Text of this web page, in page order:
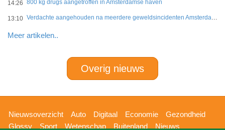
14:26 800 kg drugs aangetroffen in Amsterdamse haven
13:10 Verdachte aangehouden na meerdere geweldsincidenten Amsterdam-West
Meer artikelen..
Overig nieuws
Hoofdnavigatie
Nieuwsoverzicht Auto Digitaal Economie
Gezondheid
Glossy
Sport Wetenschap Buitenland Nieuws